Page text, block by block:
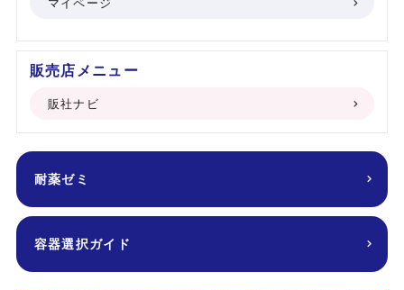
マイページ
販売店メニュー
販社ナビ
耐薬ゼミ
容器選択ガイド